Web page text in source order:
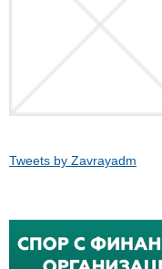
Tweets by Zavrayadm